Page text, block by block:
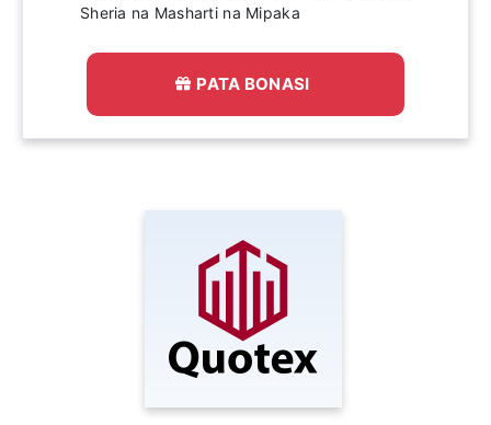
Sheria na Masharti na Mipaka
PATA BONASI